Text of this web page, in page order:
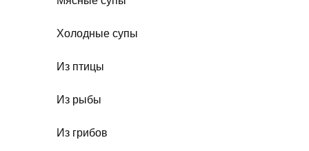
Холодные супы
Из птицы
Из рыбы
Из грибов